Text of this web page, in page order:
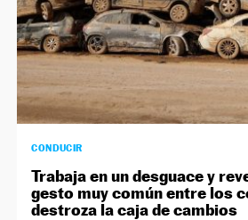
CONDUCIR
Trabaja en un desguace y
gesto muy común entre los
destroza la caja de cambios